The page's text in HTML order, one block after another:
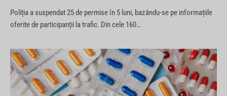
Poliția a suspendat 25 de permise în 5 luni, bazându-se pe informațiile
oferite de participanții la trafic. Din cele 160…